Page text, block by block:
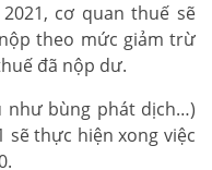
cơ quan thuế sẽ
theo mức giảm trừ
đã nộp dư.
như bùng phát dịch…)
sẽ thực hiện xong việc